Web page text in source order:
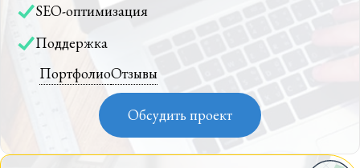
SEO-оптимизация
Поддержка
ПортфолиоОтзывы
Обсудить проект